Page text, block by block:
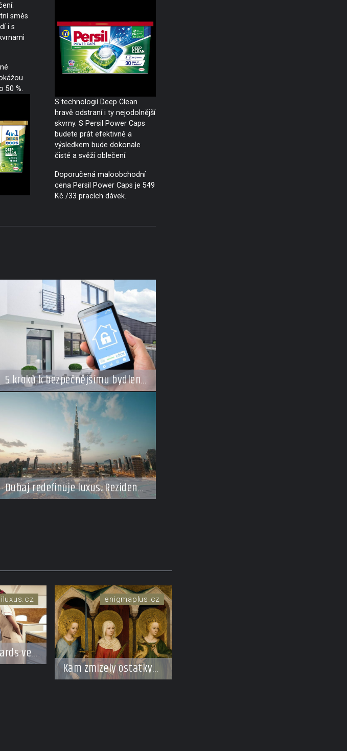
směs
i s
50 %.
S technologií Deep Clean
hravě odstraní i ty nejodolnější
skvrny. S Persil Power Caps
budete prát efektivně a
výsledkem bude dokonale
čisté a svěží oblečení.
Doporučená maloobchodní
cena Persil Power Caps je 549
Kč /33 pracích dávek.
5 kroků k bezpečnějšímu bydlení
v době dovolené
Dubaj redefinuje luxus. Rezidence
za miliardy dnes připomínají
ve
iluxus.cz
Kam zmizely ostatky
světců? Relikvie, které
enigmaplus.cz